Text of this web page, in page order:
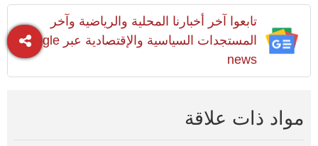
تابعوا آخر أخبارنا المحلية والرياضية وآخر
المستجدات السياسية والإقتصادية عبر Google
news
مواد ذات علاقة